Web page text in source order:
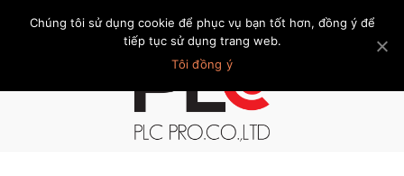
Trang chủ Giới thiệu Khách hàng Liên hệ Thành viên
Chúng tôi sử dụng cookie để phục vụ bạn tốt hơn, đồng ý để
tiếp tục sử dụng trang web.
Tôi đồng ý